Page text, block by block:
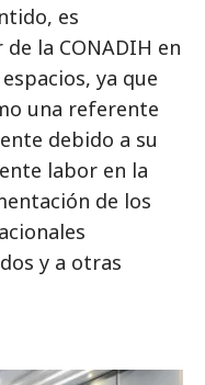
es
la CONADIH en
ya que
una referente
debido a su
labor en la
de los
y a otras